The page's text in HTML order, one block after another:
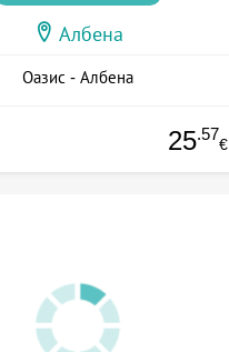
Албена
Оазис - Албена
25.57
€